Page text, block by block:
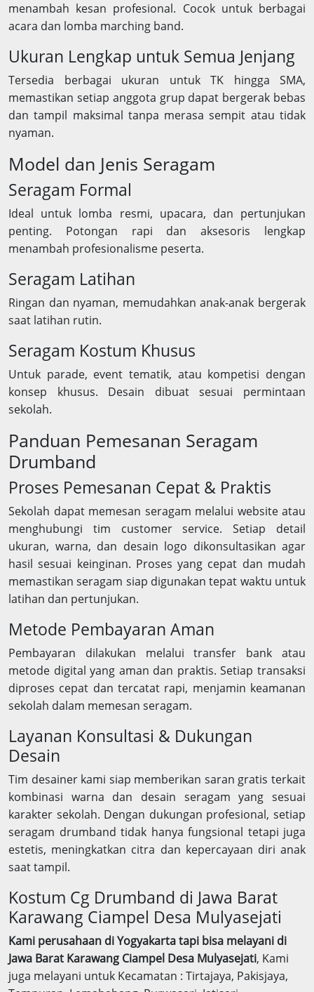
menambah kesan profesional. Cocok untuk berbagai
acara dan lomba marching band.
Ukuran Lengkap untuk Semua Jenjang
Tersedia berbagai ukuran untuk TK hingga SMA,
memastikan setiap anggota grup dapat bergerak bebas
dan tampil maksimal tanpa merasa sempit atau tidak
nyaman.
Model dan Jenis Seragam
Seragam Formal
Ideal untuk lomba resmi, upacara, dan pertunjukan
penting. Potongan rapi dan aksesoris lengkap
menambah profesionalisme peserta.
Seragam Latihan
Ringan dan nyaman, memudahkan anak-anak bergerak
saat latihan rutin.
Seragam Kostum Khusus
Untuk parade, event tematik, atau kompetisi dengan
konsep khusus. Desain dibuat sesuai permintaan
sekolah.
Panduan Pemesanan Seragam
Drumband
Proses Pemesanan Cepat & Praktis
Sekolah dapat memesan seragam melalui website atau
menghubungi tim customer service. Setiap detail
ukuran, warna, dan desain logo dikonsultasikan agar
hasil sesuai keinginan. Proses yang cepat dan mudah
memastikan seragam siap digunakan tepat waktu untuk
latihan dan pertunjukan.
Metode Pembayaran Aman
Pembayaran dilakukan melalui transfer bank atau
metode digital yang aman dan praktis. Setiap transaksi
diproses cepat dan tercatat rapi, menjamin keamanan
sekolah dalam memesan seragam.
Layanan Konsultasi & Dukungan
Desain
Tim desainer kami siap memberikan saran gratis terkait
kombinasi warna dan desain seragam yang sesuai
karakter sekolah. Dengan dukungan profesional, setiap
seragam drumband tidak hanya fungsional tetapi juga
estetis, meningkatkan citra dan kepercayaan diri anak
saat tampil.
Kostum Cg Drumband di Jawa Barat
Karawang Ciampel Desa Mulyasejati
Kami perusahaan di Yogyakarta tapi bisa melayani di
Jawa Barat Karawang Ciampel Desa Mulyasejati, Kami
juga melayani untuk Kecamatan : Tirtajaya, Pakisjaya,